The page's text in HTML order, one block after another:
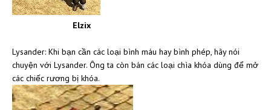
Elzix
Lysander: Khi bạn cần các loại bình máu hay bình phép, hãy nói
chuyện với Lysander. Ông ta còn bán các loại chìa khóa dùng để mở
các chiếc rương bị khóa.